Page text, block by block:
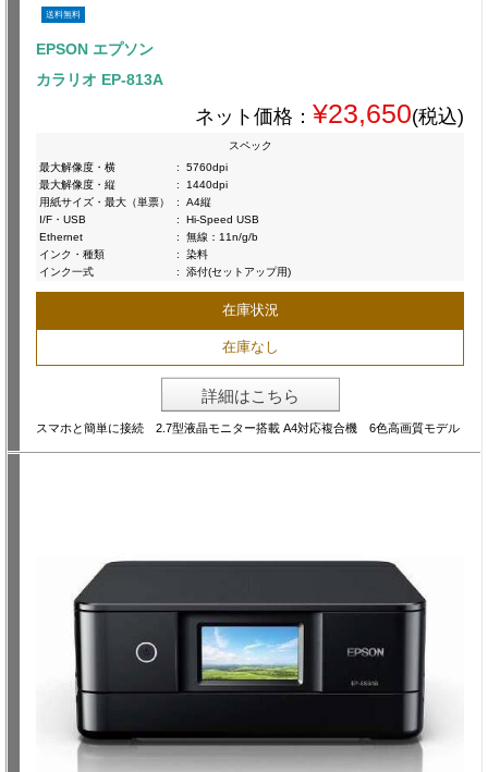
送料無料
EPSON エプソン
カラリオ EP-813A
ネット価格： ¥23,650(税込)
スペック
最大解像度・横
:
5760dpi
最大解像度・縦
:
1440dpi
用紙サイズ・最大（単票）
:
A4縦
I/F・USB
:
Hi-Speed USB
Ethernet
:
無線：11n/g/b
インク・種類
:
染料
インク一式
: 添付(セットアップ用)
在庫状況
在庫なし
詳細はこちら
スマホと簡単に接続 2.7型液晶モニター搭載 A4対応複合機 6色高画質モデル